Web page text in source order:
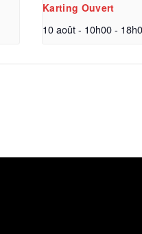
Karting Ouvert
10 août - 10h00-